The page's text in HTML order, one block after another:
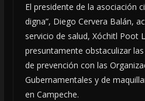
El presidente de la asociación
digna”, Diego Cervera Balán,
servicio de salud, Xóchitl Poot
presuntamente obstaculizar
de prevención con las
Gubernamentales y de
en Campeche.